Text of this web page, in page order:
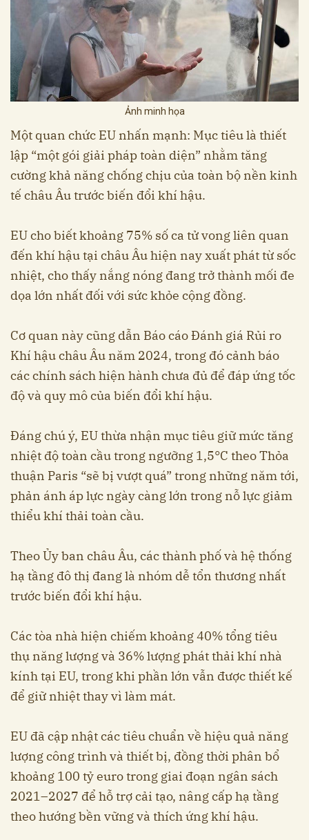
Ảnh minh họa
Một quan chức EU nhấn mạnh: Mục tiêu là thiết
lập “một gói giải pháp toàn diện” nhằm tăng
cường khả năng chống chịu của toàn bộ nền kinh
tế châu Âu trước biến đổi khí hậu.
EU cho biết khoảng 75% số ca tử vong liên quan
đến khí hậu tại châu Âu hiện nay xuất phát từ sốc
nhiệt, cho thấy nắng nóng đang trở thành mối đe
dọa lớn nhất đối với sức khỏe cộng đồng.
Cơ quan này cũng dẫn Báo cáo Đánh giá Rủi ro
Khí hậu châu Âu năm 2024, trong đó cảnh báo
các chính sách hiện hành chưa đủ để đáp ứng tốc
độ và quy mô của biến đổi khí hậu.
Đáng chú ý, EU thừa nhận mục tiêu giữ mức tăng
nhiệt độ toàn cầu trong ngưỡng 1,5°C theo Thỏa
thuận Paris “sẽ bị vượt quá” trong những năm tới,
phản ánh áp lực ngày càng lớn trong nỗ lực giảm
thiểu khí thải toàn cầu.
Theo Ủy ban châu Âu, các thành phố và hệ thống
hạ tầng đô thị đang là nhóm dễ tổn thương nhất
trước biến đổi khí hậu.
Các tòa nhà hiện chiếm khoảng 40% tổng tiêu
thụ năng lượng và 36% lượng phát thải khí nhà
kính tại EU, trong khi phần lớn vẫn được thiết kế
để giữ nhiệt thay vì làm mát.
EU đã cập nhật các tiêu chuẩn về hiệu quả năng
lượng công trình và thiết bị, đồng thời phân bổ
khoảng 100 tỷ euro trong giai đoạn ngân sách
2021–2027 để hỗ trợ cải tạo, nâng cấp hạ tầng
theo hướng bền vững và thích ứng khí hậu.